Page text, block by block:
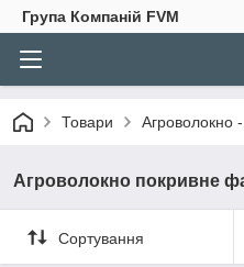
Група Компаній FVM
Товари Агроволокно
Агроволокно покривне
Сортування